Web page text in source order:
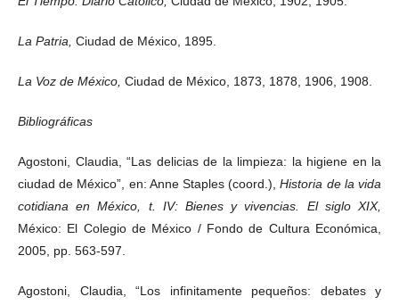
La Patria, Ciudad de México, 1895.
La Voz de México, Ciudad de México, 1873, 1878, 1906, 1908.
Bibliográficas
Agostoni, Claudia, “Las delicias de la limpieza: la higiene en la
ciudad de México”, en: Anne Staples (coord.),Historia de la vida
cotidiana en México, t. IV: Bienes y vivencias. El siglo XIX,
México: El Colegio de México / Fondo de Cultura Económica,
2005, pp. 563-597.
Agostoni, Claudia, “Los infinitamente pequeños: debates y